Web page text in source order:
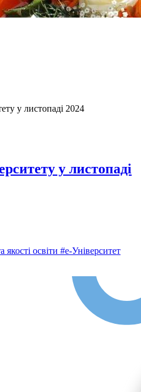
у листопаді 2024
у листопаді
освіти #е-Університет